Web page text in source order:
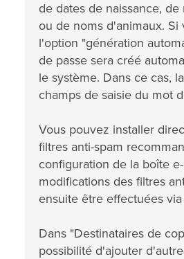
de dates de naissance,
ou de noms d'animaux. Si
l'option "génération
de passe sera créé
le système. Dans ce cas,
champs de saisie du mot
Vous pouvez installer
filtres anti-spam
configuration de la boîte
modifications des filtres
ensuite être effectuées
Dans "Destinataires de
possibilité d'ajouter